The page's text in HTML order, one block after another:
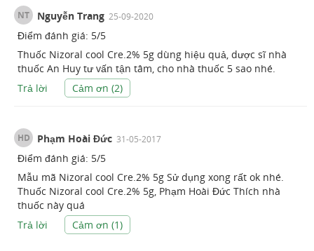
NT Nguyễn Trang 25-09-2020
Điểm đánh giá: 5/5
Thuốc Nizoral cool Cre.2% 5g dùng hiệu quả, dược sĩ nhà
thuốc An Huy tư vấn tận tâm, cho nhà thuốc 5 sao nhé.
Trả lời
Cảm ơn (2)
HD Phạm Hoài Đức 31-05-2017
Điểm đánh giá: 5/5
Mẫu mã Nizoral cool Cre.2% 5g Sử dụng xong rất ok nhé.
Thuốc Nizoral cool Cre.2% 5g, Phạm Hoài Đức Thích nhà
thuốc này quá
Trả lời
Cảm ơn (1)